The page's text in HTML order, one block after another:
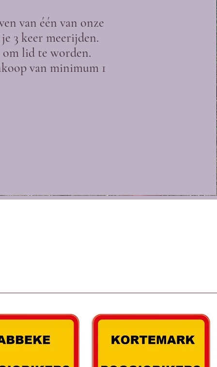
van één van onze
3 keer meerijden.
om lid te worden.
van minimum 1